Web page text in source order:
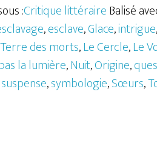
:Critique littéraireBalisé
,esclave,Glace,intrigue
des morts,Le Cercle,Le
la lumière,Nuit,Origine,
suspense,symbologie,Sœurs,